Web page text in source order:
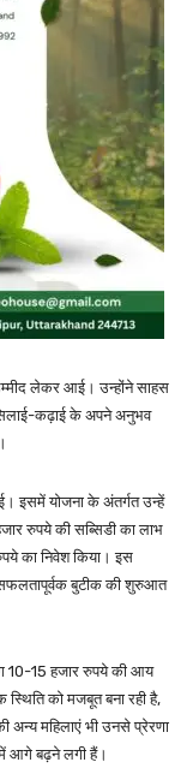
लेकर आई। उन्होंने साहस
कढ़ाई के अपने अनुभव
इसमें योजना के अंतर्गत उन्हें
रुपये की सब्सिडी का लाभ
का निवेश किया। इस
बुटीक की शुरुआत
10-15 हजार रुपये की आय
को मजबूत बना रही है,
अन्य महिलाएं भी उनसे प्रेरणा
आगे बढ़ने लगी हैं।